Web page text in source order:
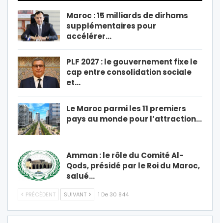
Maroc : 15 milliards de dirhams
supplémentaires pour
accélérer…
PLF 2027 : le gouvernement fixe le
cap entre consolidation sociale
et…
Le Maroc parmi les 11 premiers
pays au monde pour l’attraction…
Amman : le rôle du Comité Al-
Qods, présidé par le Roi du Maroc,
salué…
PRÉCÉDENT SUIVANT 1 De 30 844